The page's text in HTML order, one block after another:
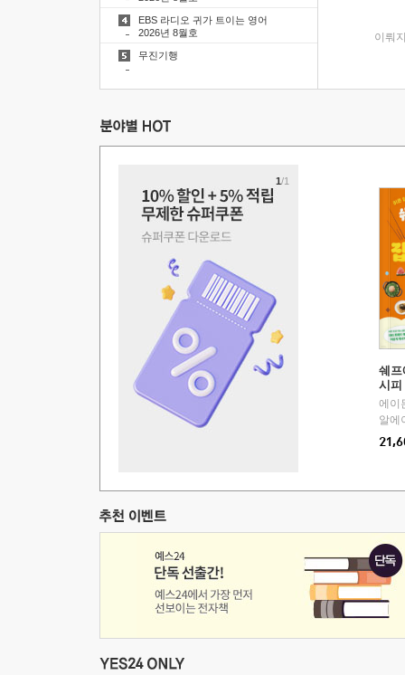
EBS 라디오 귀가 트이는 영어
2026년 8월호
무진기행
이뤄
1/1
쉐프
시피
에이
알에